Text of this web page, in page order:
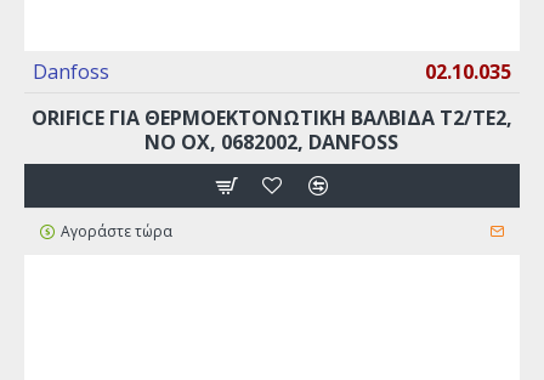
Danfoss
02.10.035
ORIFICE ΓΙΑ ΘΕΡΜΟΕΚΤΟΝΩΤΙΚΉ ΒΑΛΒΊΔΑ Τ2/TE2,
ΝO OX, 0682002, DANFOSS
Αγοράστε τώρα